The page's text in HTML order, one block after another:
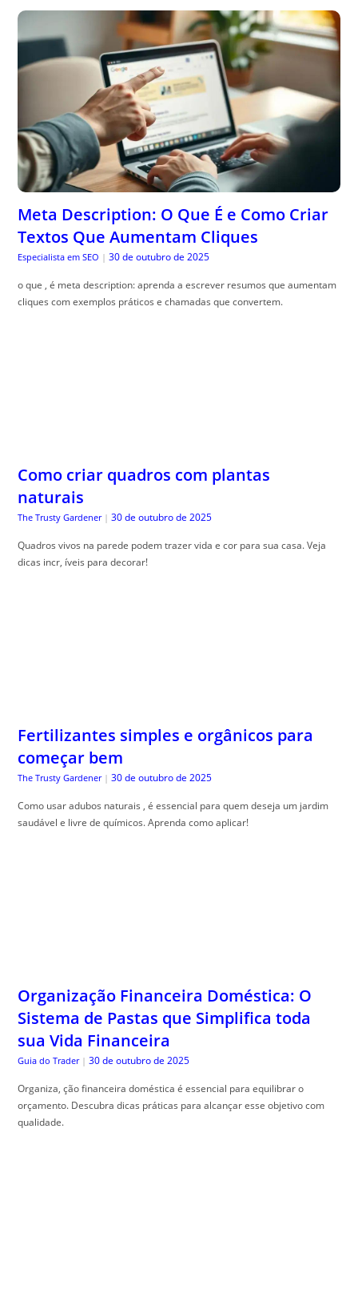
Meta Description: O Que É e Como Criar
Textos Que Aumentam Cliques
Especialista em SEO | 30 de outubro de 2025
o que , é meta description: aprenda a escrever resumos que aumentam
cliques com exemplos práticos e chamadas que convertem.
Como criar quadros com plantas
naturais
The Trusty Gardener | 30 de outubro de 2025
Quadros vivos na parede podem trazer vida e cor para sua casa. Veja
dicas incr, íveis para decorar!
Fertilizantes simples e orgânicos para
começar bem
The Trusty Gardener | 30 de outubro de 2025
Como usar adubos naturais , é essencial para quem deseja um jardim
saudável e livre de químicos. Aprenda como aplicar!
Organização Financeira Doméstica: O
Sistema de Pastas que Simplifica toda
sua Vida Financeira
Guia do Trader | 30 de outubro de 2025
Organiza, ção financeira doméstica é essencial para equilibrar o
orçamento. Descubra dicas práticas para alcançar esse objetivo com
qualidade.